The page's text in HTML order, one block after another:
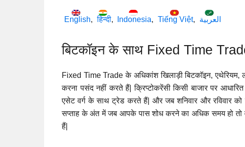
English हिन्दी Indonesia Tiếng Việt العربية
बिटकॉइन के साथ Fixed Time
Fixed Time Trade के अधिकांश खिलाड़ी बिटकॉइन, एथेरियम,
करना पसंद नहीं करते हैं| क्रिप्टोकरेंसी किसी बाजार पर
एसेट वर्ग के साथ ट्रेड करते हैं| और जब शनिवार और रविवार को
सप्ताह के अंत में जब आपके पास शोध करने का अधिक समय हो
हैं|